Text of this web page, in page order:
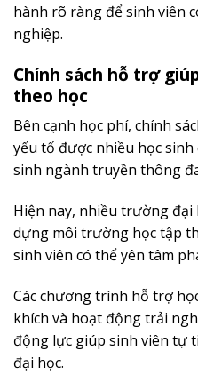
hành rõ ràng để sinh viên
nghiệp.
Chính sách hỗ trợ
theo học
Bên cạnh học phí, chính
yếu tố được nhiều học
sinh ngành truyền thông
Hiện nay, nhiều trường
dựng môi trường học tập
sinh viên có thể yên tâm
Các chương trình hỗ trợ
khích và hoạt động trải
động lực giúp sinh viên tự
đại học.